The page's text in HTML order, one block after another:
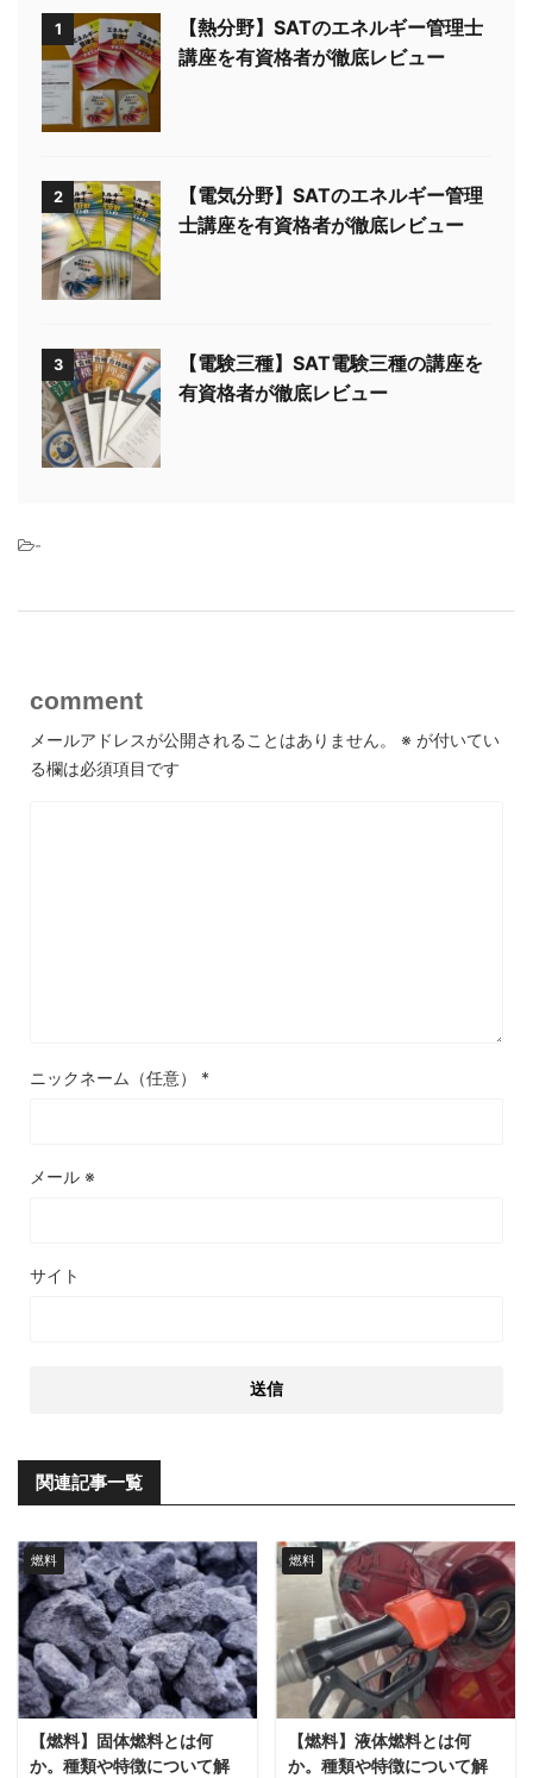
1
【熱分野】SATのエネルギー管理士
講座を有資格者が徹底レビュー
2
【電気分野】SATのエネルギー管理
士講座を有資格者が徹底レビュー
3
【電験三種】SAT電験三種の講座を
有資格者が徹底レビュー
-
comment
メールアドレスが公開されることはありません。 ※ が付いてい
る欄は必須項目です
ニックネーム（任意） *
メール ※
サイト
関連記事一覧
燃料
【燃料】固体燃料とは何
か。種類や特徴について解
燃料
【燃料】液体燃料とは何
か。種類や特徴について解